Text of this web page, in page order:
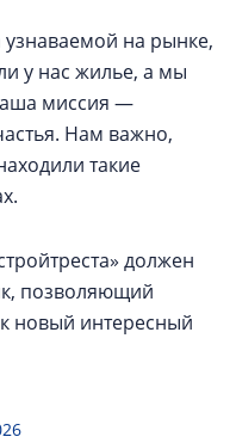
на рынке,
у нас жилье, а мы
миссия —
Нам важно,
такие
должен
позволяющий
новый интересный